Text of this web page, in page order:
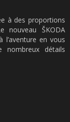
à des proportions
nouveau ŠKODA
en vous
nombreux détails